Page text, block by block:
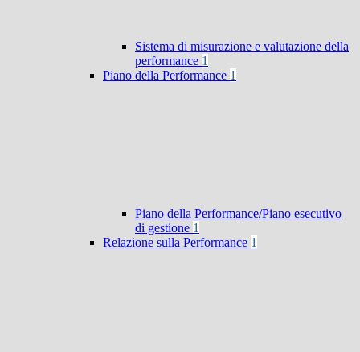
Sistema di misurazione e valutazione della
performance 1
Piano della Performance 1
Piano della Performance/Piano esecutivo
di gestione 1
Relazione sulla Performance 1